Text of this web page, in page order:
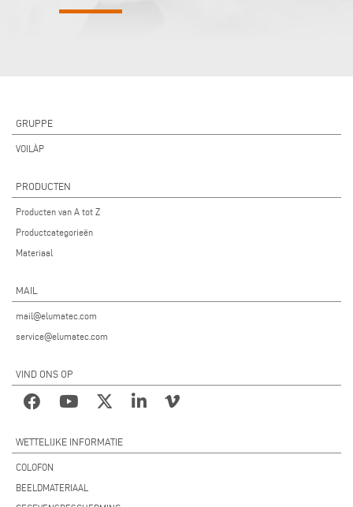
GRUPPE
VOILÀP
PRODUCTEN
Producten van A tot Z
Productcategorieën
Materiaal
MAIL
mail@elumatec.com
service@elumatec.com
VIND ONS OP
WETTELIJKE INFORMATIE
COLOFON
BEELDMATERIAAL